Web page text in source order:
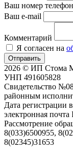
Ваш номер
Ваш e-mail
Комментарий
Я согласен на
Отправить
2026 © ИП Стома
УНП 491605828
Свидетельство
районным
Дата регистрации
электронная почта
Рассмотрение
8(033)6500955,
8(02345)31653